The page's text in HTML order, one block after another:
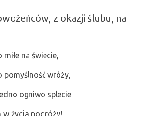
z okazji ślubu, na
na świecie,
pomyślność wróży,
ogniwo splecie
w życia podróży!